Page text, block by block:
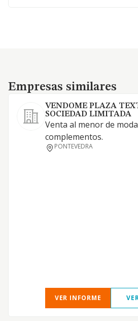
Empresas similares
Empresas similares
VENDOME PLAZA
SOCIEDAD LIMITADA
Venta al menor de
complementos.
PONTEVEDRA
VER INFORME